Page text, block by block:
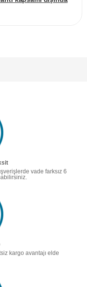
vade farksız 6
kargo avantajı elde